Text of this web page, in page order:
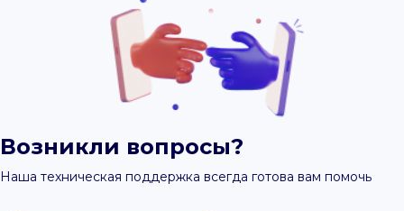
Возникли вопросы?
Наша техническая поддержка всегда готова вам помочь